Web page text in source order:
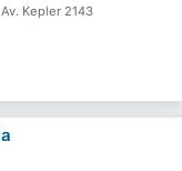
Av. Kepler 2143